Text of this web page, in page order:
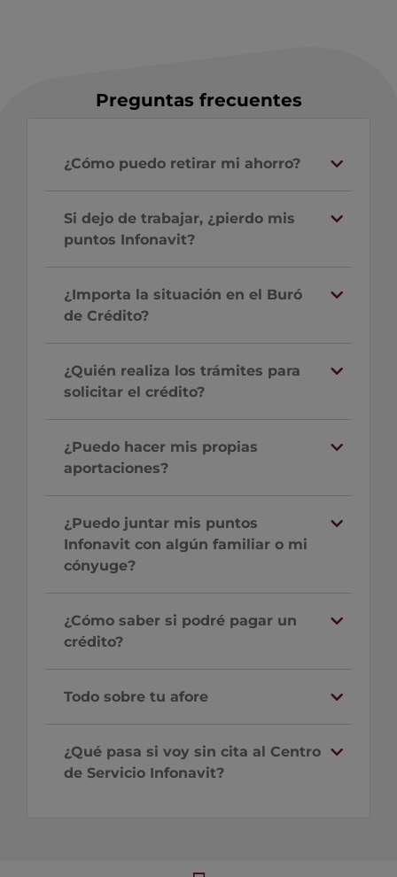
Preguntas frecuentes
¿Cómo puedo retirar mi ahorro?
Si dejo de trabajar, ¿pierdo mis
puntos Infonavit?
¿Importa la situación en el Buró
de Crédito?
¿Quién realiza los trámites para
solicitar el crédito?
¿Puedo hacer mis propias
aportaciones?
¿Puedo juntar mis puntos
Infonavit con algún familiar o mi
cónyuge?
¿Cómo saber si podré pagar un
crédito?
Todo sobre tu afore
¿Qué pasa si voy sin cita al Centro
de Servicio Infonavit?